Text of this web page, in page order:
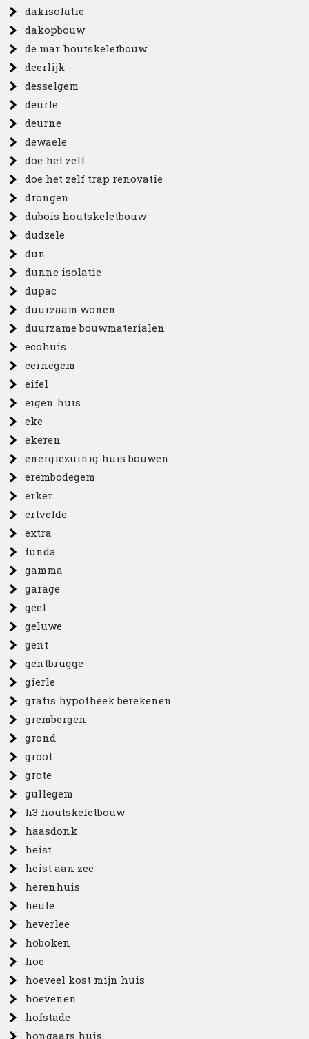
dakisolatie
dakopbouw
de mar houtskeletbouw
deerlijk
desselgem
deurle
deurne
dewaele
doe het zelf
doe het zelf trap renovatie
drongen
dubois houtskeletbouw
dudzele
dun
dunne isolatie
dupac
duurzaam wonen
duurzame bouwmaterialen
ecohuis
eernegem
eifel
eigen huis
eke
ekeren
energiezuinig huis bouwen
erembodegem
erker
ertvelde
extra
funda
gamma
garage
geel
geluwe
gent
gentbrugge
gierle
gratis hypotheek berekenen
grembergen
grond
groot
grote
gullegem
h3 houtskeletbouw
haasdonk
heist
heist aan zee
herenhuis
heule
heverlee
hoboken
hoe
hoeveel kost mijn huis
hoevenen
hofstade
hongaars huis